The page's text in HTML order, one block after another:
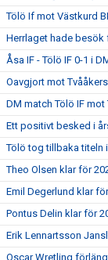
Tölö If mot Västkurd
Herrlaget hade besök
Åsa IF - Tölö IF 0-1 i
Oavgjort mot
DM match Tölö IF mot
Ett positivt besked i
Tölö tog tillbaka titeln
Theo Olsen klar för
Emil Degerlund klar
Pontus Delin klar för
Erik Lennartsson
Oscar Wretling